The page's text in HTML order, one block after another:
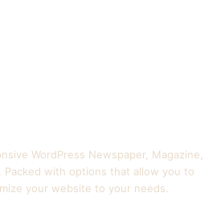
WordPress Newspaper, Magazine,
Packed with options that allow you to
your website to your needs.